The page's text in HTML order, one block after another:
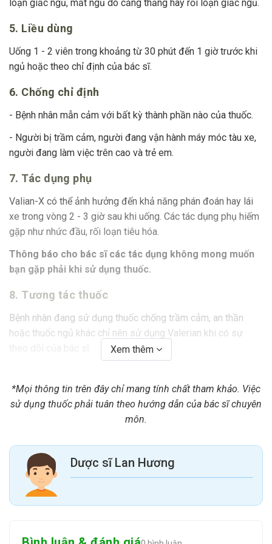
loạn giấc ngủ, mất ngủ do căng thẳng hay rối loạn giấc ngủ.
5. Liều dùng
Uống 1 - 2 viên trong khoảng từ 30 phút đến 1 giờ trước khi
ngủ hoặc theo chỉ định của bác sĩ.
6. Chống chỉ định
- Bệnh nhân mẫn cảm với bất kỳ thành phần nào của thuốc.
- Người bị trầm cảm, người đang vận hành máy móc tàu xe,
người đang làm việc trên cao và trẻ em.
7. Tác dụng phụ
Valian-X có thể ảnh hưởng đến khả năng phán đoán hay lái
xe trong vòng 2 - 3 giờ sau khi uống. Các tác dụng phụ hiếm
gặp như nhức đầu, rối loạn tiêu hóa.
Thông báo cho bác sĩ các tác dụng không mong muốn
bạn gặp phải khi sử dụng thuốc.
8. Tương tác thuốc
Bệnh nhân đang sử dụng thuốc chống trầm cảm, an thần
hoặc thuốc ngủ khác chỉ nên sử dụng Valerian khi có sự
Không nên sử dụng cho bệnh nhân khi cần vận hành máy
móc hay lái xe. Bệnh nhân đang sử dụng thuốc chống trầm
khi có sự theo dõi của Bác sĩ.
10. Dùng cho phụ nữ có thai và cho con bú
Không có số liệu nghiên cứu, tuy nhiên cũng như các thuốc
khác, không nên sử dụng cho phụ nữ có thai và cho con bú
Xem thêm
*Mọi thông tin trên đây chỉ mang tính chất tham khảo. Việc
sử dụng thuốc phải tuân theo hướng dẫn của bác sĩ chuyên
môn.
Dược sĩ Lan Hương